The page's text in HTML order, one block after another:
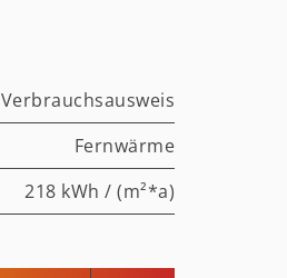
Verbrauchsausweis
Fernwärme
218 kWh / (m²*a)